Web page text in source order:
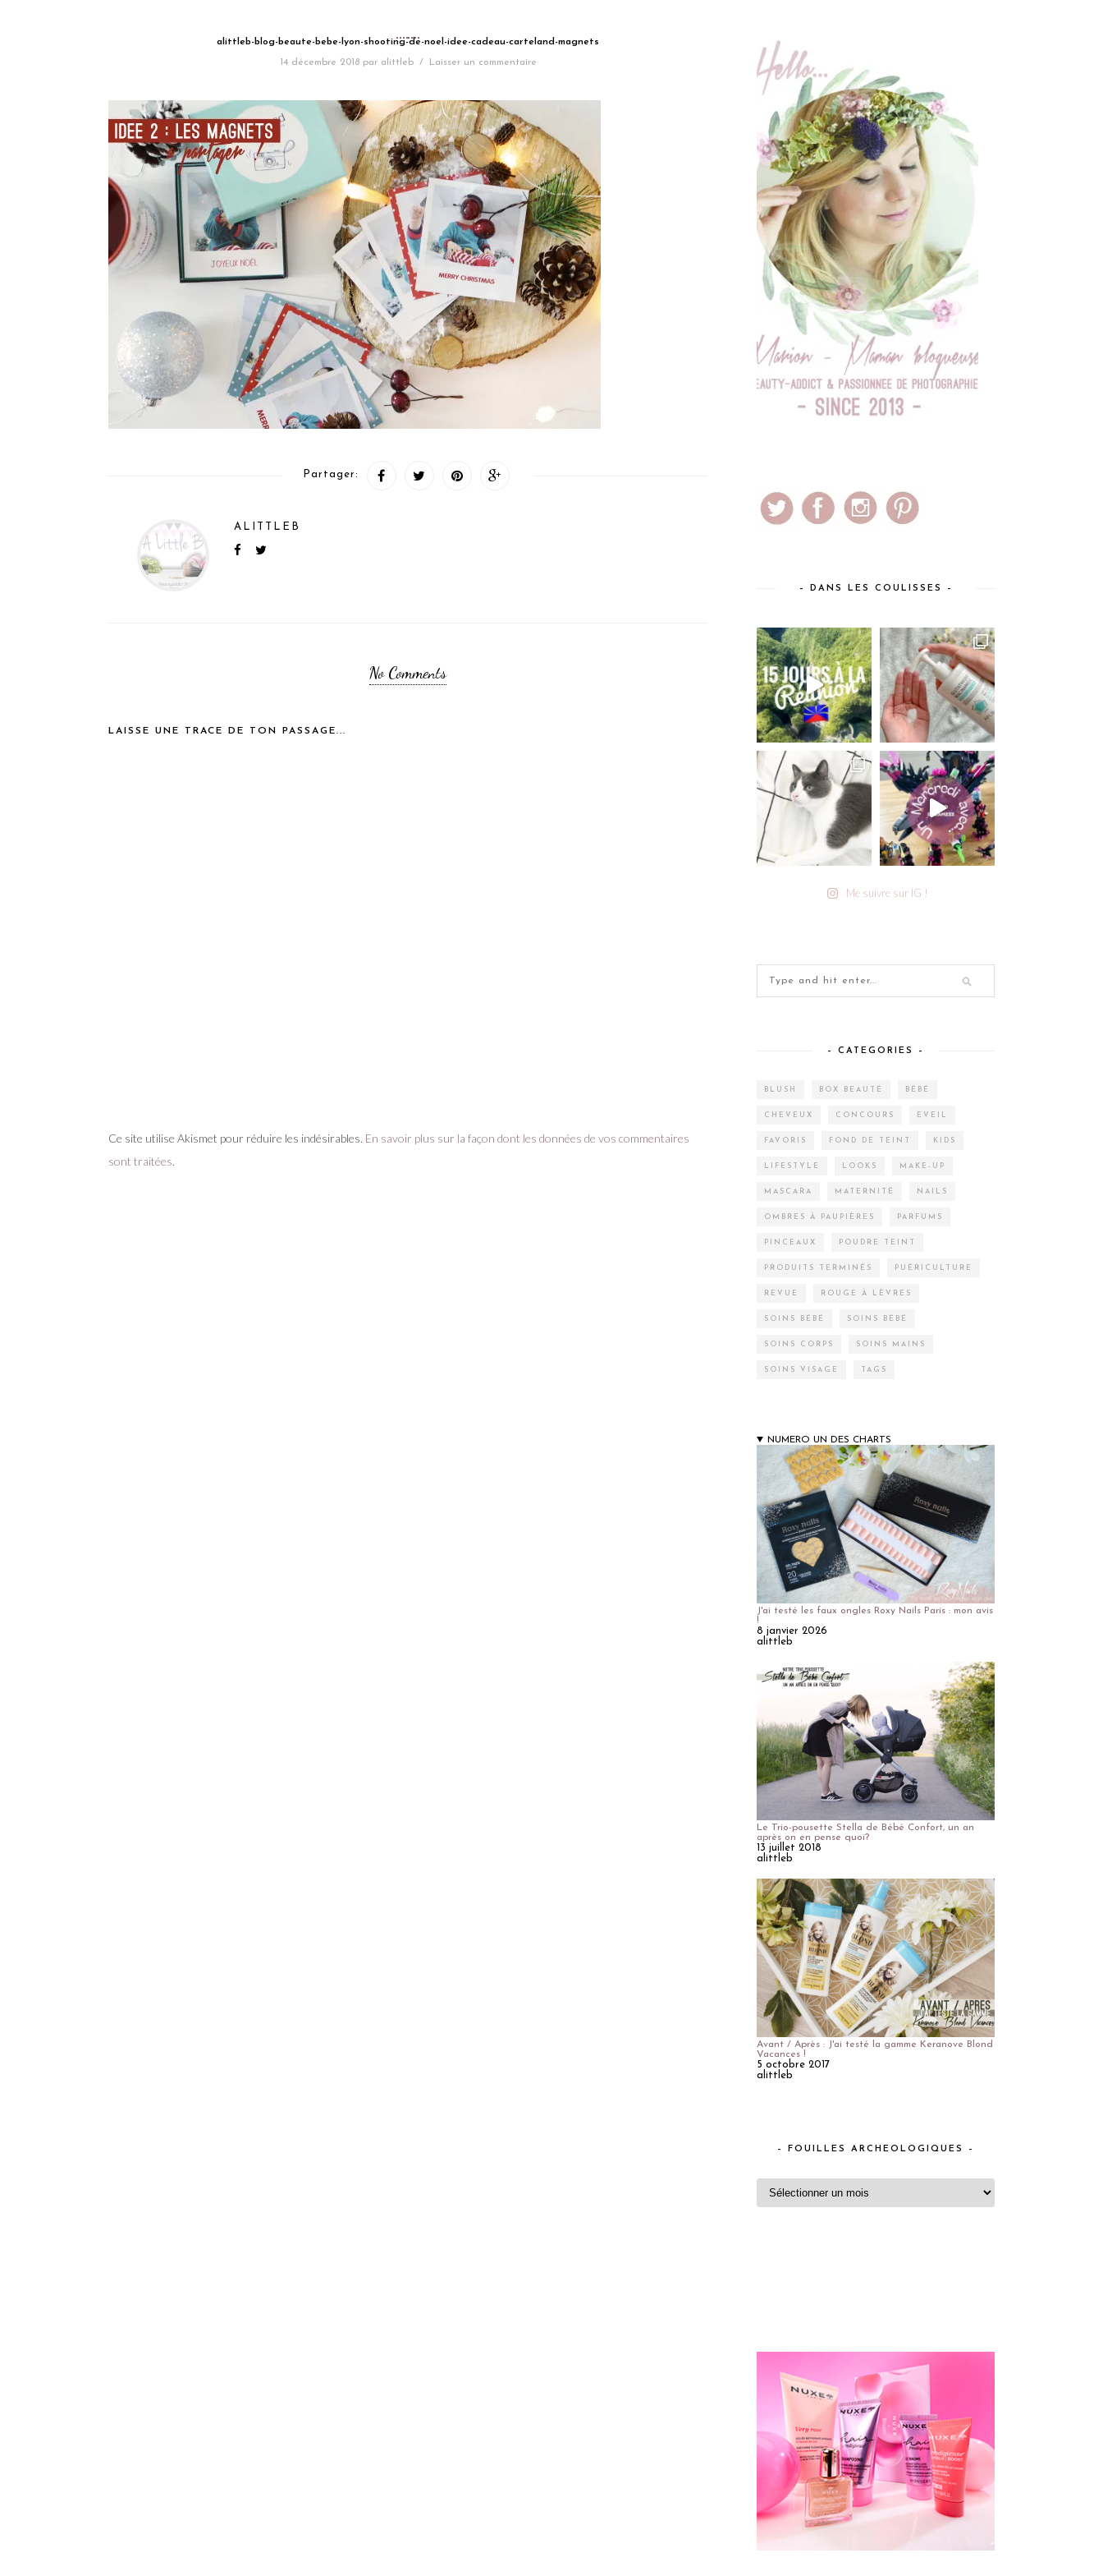
alittleb-blog-beaute-bebe-lyon-shooting-de-noel-idee-cadeau-carteland-magnets
14 décembre 2018 par alittleb / Laisser un commentaire
Partager:
ALITTLEB
No Comments
LAISSE UNE TRACE DE TON PASSAGE...
Ce site utilise Akismet pour réduire les indésirables. En savoir plus sur la façon dont les données de vos commentaires
sont traitées.
– DANS LES COULISSES –
Me suivre sur IG !
– CATEGORIES –
BLUSH BOX BEAUTÉ BÉBÉ
CHEVEUX CONCOURS EVEIL
FAVORIS FOND DE TEINT KIDS
LIFESTYLE LOOKS MAKE-UP
MASCARA MATERNITÉ NAILS
OMBRES À PAUPIÈRES PARFUMS
PINCEAUX POUDRE TEINT
PRODUITS TERMINÉS PUÉRICULTURE
REVUE ROUGE À LÈVRES
SOINS BÉBÉ SOINS BÉBÉ
SOINS CORPS SOINS MAINS
SOINS VISAGE TAGS
NUMERO UN DES CHARTS
J'ai testé les faux ongles Roxy Nails Paris : mon avis
!
8 janvier 2026
alittleb
Le Trio-pousette Stella de Bébé Confort, un an
après on en pense quoi?
13 juillet 2018
alittleb
Avant / Après : J'ai testé la gamme Keranove Blond
Vacances !
5 octobre 2017
alittleb
– FOUILLES ARCHEOLOGIQUES –